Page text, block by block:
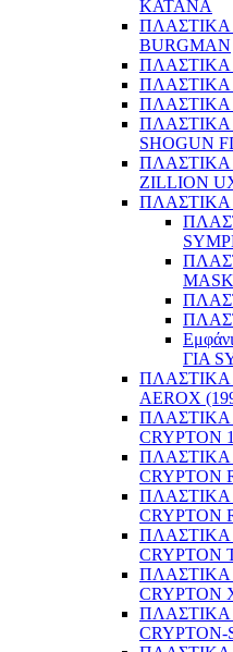
KATANA
ΠΛΑΣΤΙΚΑ
BURGMAN
ΠΛΑΣΤΙΚΑ
ΠΛΑΣΤΙΚΑ
ΠΛΑΣΤΙΚΑ
ΠΛΑΣΤΙΚΑ
SHOGUN
ΠΛΑΣΤΙΚΑ
ZILLION
ΠΛΑΣΤΙΚΑ
MASK
ΓΙΑ
ΠΛΑΣΤΙΚΑ
AEROX
ΠΛΑΣΤΙΚΑ
CRYPTON
ΠΛΑΣΤΙΚΑ
CRYPTON
ΠΛΑΣΤΙΚΑ
CRYPTON
ΠΛΑΣΤΙΚΑ
CRYPTON
ΠΛΑΣΤΙΚΑ
CRYPTON
ΠΛΑΣΤΙΚΑ
CRYPTON-